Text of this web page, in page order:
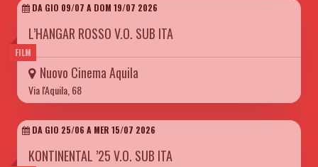
FILM
DA GIO 09/07 A DOM 19/07 2026
L’HANGAR ROSSO V.O. SUB ITA
Nuovo Cinema Aquila
Via l'Aquila, 68
DA GIO 25/06 A MER 15/07 2026
KONTINENTAL ’25 V.O. SUB ITA